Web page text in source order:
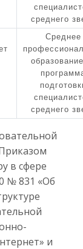
среднего
Среднее
среднего
в сфере
№ 831 «Об
и